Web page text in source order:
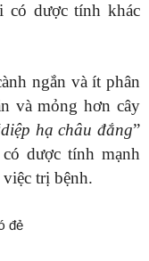
có dược tính khác
ngắn và ít phân
và mỏng hơn cây
diệp hạ châu đắng”
dược tính mạnh
trị bệnh.